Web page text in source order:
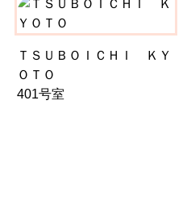
ＴＳＵＢＯＩＣＨＩ ＫＹ
ＯＴＯ
401号室